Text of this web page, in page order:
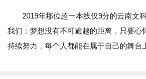
2019年那位超一本线仅9分的云南文
我们：梦想没有不可逾越的距离，只要心
持续努力，每个人都能在属于自己的舞台